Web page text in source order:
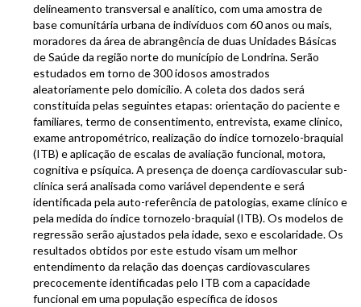
delineamento transversal e analítico, com uma amostra de
base comunitária urbana de indivíduos com 60 anos ou mais,
moradores da área de abrangência de duas Unidades Básicas
de Saúde da região norte do município de Londrina. Serão
estudados em torno de 300 idosos amostrados
aleatoriamente pelo domicílio. A coleta dos dados será
constituída pelas seguintes etapas: orientação do paciente e
familiares, termo de consentimento, entrevista, exame clínico,
exame antropométrico, realização do índice tornozelo-braquial
(ITB) e aplicação de escalas de avaliação funcional, motora,
cognitiva e psíquica. A presença de doença cardiovascular sub-
clínica será analisada como variável dependente e será
identificada pela auto-referência de patologias, exame clínico e
pela medida do índice tornozelo-braquial (ITB). Os modelos de
regressão serão ajustados pela idade, sexo e escolaridade. Os
resultados obtidos por este estudo visam um melhor
entendimento da relação das doenças cardiovasculares
precocemente identificadas pelo ITB com a capacidade
funcional em uma população específica de idosos